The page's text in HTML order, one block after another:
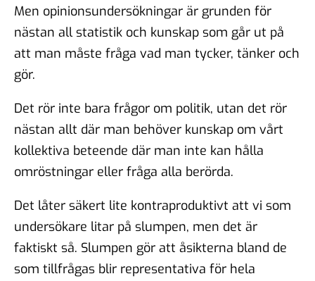
Men opinionsundersökningar är grunden för
nästan all statistik och kunskap som går ut på
att man måste fråga vad man tycker, tänker och
gör.
Det rör inte bara frågor om politik, utan det rör
nästan allt där man behöver kunskap om vårt
kollektiva beteende där man inte kan hålla
omröstningar eller fråga alla berörda.
Det låter säkert lite kontraproduktivt att vi som
undersökare litar på slumpen, men det är
faktiskt så. Slumpen gör att åsikterna bland de
som tillfrågas blir representativa för hela